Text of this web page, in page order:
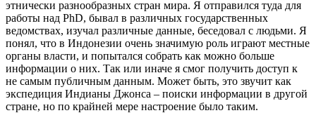
этнически разнообразных стран мира. Я отправился туда для
работы над PhD, бывал в различных государственных
ведомствах, изучал различные данные, беседовал с людьми. Я
понял, что в Индонезии очень значимую роль играют местные
органы власти, и попытался собрать как можно больше
информации о них. Так или иначе я смог получить доступ к
не самым публичным данным. Может быть, это звучит как
экспедиция Индианы Джонса – поиски информации в другой
стране, но по крайней мере настроение было таким.